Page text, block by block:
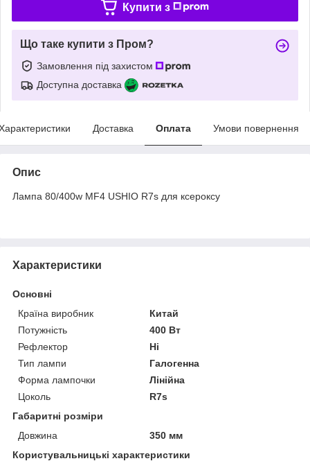
Купити з
Що таке купити з Пром?
Замовлення під захистом
Доступна доставка
Доставка Оплата Умови повернення
Опис
Лампа 80/400w MF4 USHIO R7s для ксероксу
Характеристики
Основні
Країна виробник
Китай
Потужність
400 Вт
Рефлектор
Ні
Тип лампи
Галогенна
Форма лампочки
Лінійна
Цоколь
R7s
Габаритні розміри
Довжина
350 мм
Користувальницькі характеристики